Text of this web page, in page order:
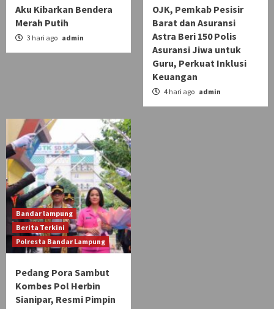
Aku Kibarkan Bendera
Merah Putih
3 hari ago admin
OJK, Pemkab Pesisir
Barat dan Asuransi
Astra Beri 150 Polis
Asuransi Jiwa untuk
Guru, Perkuat Inklusi
Keuangan
4 hari ago admin
Bandar lampung
Berita Terkini
Polresta Bandar Lampung
Pedang Pora Sambut
Kombes Pol Herbin
Sianipar, Resmi Pimpin